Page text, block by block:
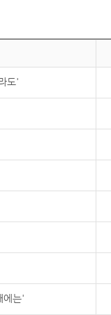
도'
에는'